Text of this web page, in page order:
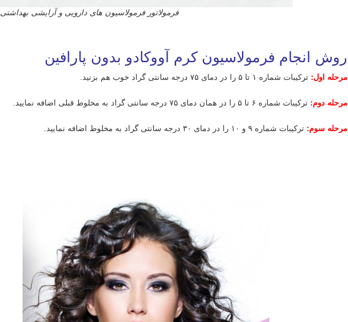
فرمولاتور فرمولاسیون های دارویی و آرایشی بهداشتی
روش انجام فرمولاسیون کرم آووکادو بدون پارافین
مرحله اول: ترکیبات شماره ۱ تا ۵ را در دمای ۷۵ درجه سانتی گراد خوب هم بزنید.
مرحله دوم: ترکیبات شماره ۶ تا ۵ را در همان دمای ۷۵ درجه سانتی گراد به مخلوط قبلی اضافه نمایید.
مرحله سوم: ترکیبات شماره ۹ و ۱۰ را در دمای ۳۰ درجه سانتی گراد به مخلوط اضافه نمایید.